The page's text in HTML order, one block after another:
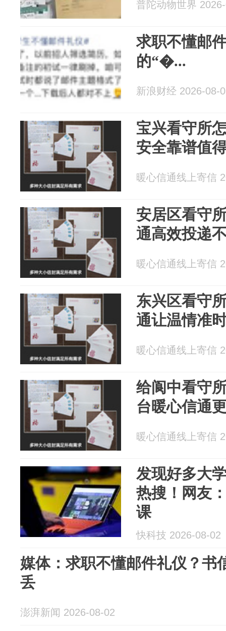
普陀动物世界
求职不懂邮
的“�...
新浪财经 2026-08-
宝兴看守所
安全靠谱值
暖心信通线上寄信
安居区看守
通高效投递
暖心信通线上寄信
东兴区看守
通让温情准
暖心信通线上寄信
给阆中看守
台暖心信通
暖心信通线上寄信
发现好多大
热搜！网友
课
快科技 2026-08-02
媒体：求职不懂邮件礼仪？书
丢
澎湃新闻 2026-08-02